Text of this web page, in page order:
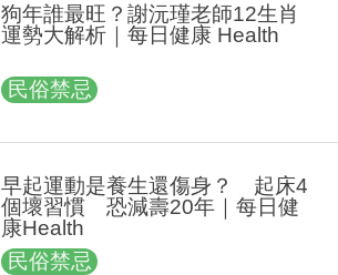
狗年誰最旺？謝沅瑾老師12生肖
運勢大解析｜每日健康 Health
民俗禁忌
早起運動是養生還傷身？ 起床4
個壞習慣 恐減壽20年｜每日健
康Health
民俗禁忌